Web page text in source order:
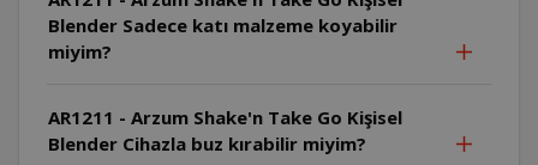
Blender Sadece katı malzeme koyabilir
miyim?
AR1211 - Arzum Shake'n Take Go Kişisel
Blender Cihazla buz kırabilir miyim?